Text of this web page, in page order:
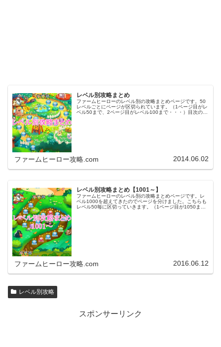
レベル別攻略まとめ
ファームヒーローのレベル別の攻略まとめページです。50
レベルごとにページが区切られています。（1ページ目がレ
ベル50まで、2ページ目がレベル100まで・・・）目次のリ
ファームヒーロー攻略.com 2014.06.02
レベル別攻略まとめ【1001～】
ファームヒーローのレベル別の攻略まとめページです。レ
ベル1000を超えてきたのでページを分けました。こちらも
レベル50毎に区切っていきます。（1ページ目が1050ま
ファームヒーロー攻略.com 2016.06.12
レベル別攻略
スポンサーリンク